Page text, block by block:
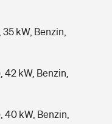
kW, Benzin,
42 kW, Benzin,
40 kW, Benzin,